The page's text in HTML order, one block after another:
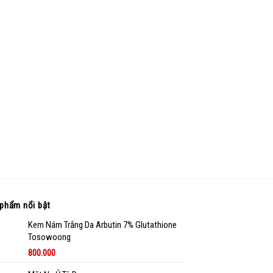
nổi bật
Kem Nám Trắng Da Arbutin 7% Glutathione
Tosowoong
800.000